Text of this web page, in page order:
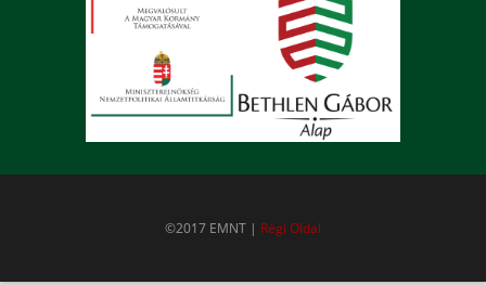
©2017 EMNT | Régi Oldal